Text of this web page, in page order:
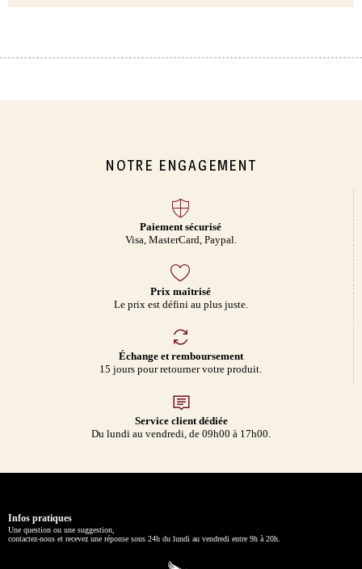
NOTRE ENGAGEMENT
Paiement sécurisé
Visa, MasterCard, Paypal.
Prix maîtrisé
Le prix est défini au plus juste.
Échange et remboursement
15 jours pour retourner votre produit.
Service client dédiée
Du lundi au vendredi, de 09h00 à 17h00.
Infos pratiques
Une question ou une suggestion,
contactez-nous et recevez une réponse sous 24h du lundi au vendredi entre 9h à 20h.